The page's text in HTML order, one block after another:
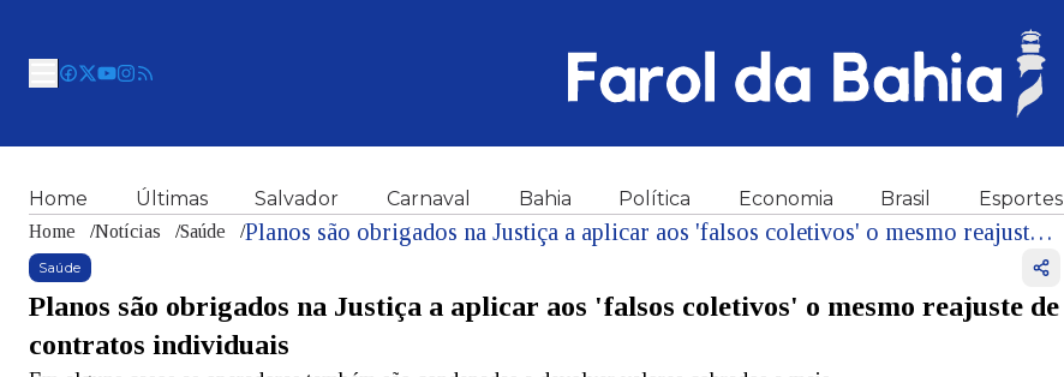
Home Últimas Salvador Carnaval Bahia Política Economia Brasil Esportes
Home /Notícias /Saúde / Planos são obrigados na Justiça a aplicar aos 'falsos coletivos' o mesmo reajuste de contratos individuais
Saúde
Planos são obrigados na Justiça a aplicar aos 'falsos coletivos' o mesmo reajuste de
contratos individuais